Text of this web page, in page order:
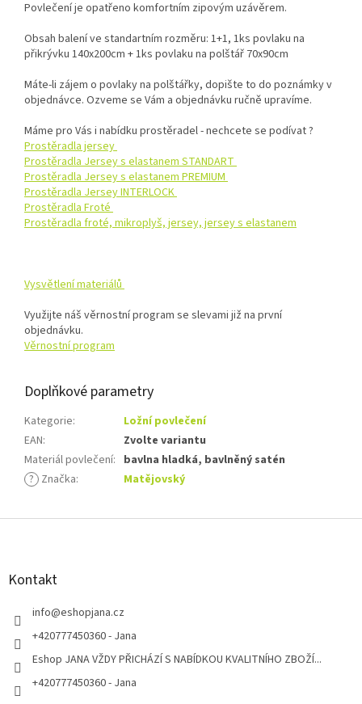
Povlečení je opatřeno komfortním zipovým uzávěrem.
Obsah balení ve standartním rozměru: 1+1, 1ks povlaku na
přikrývku 140x200cm + 1ks povlaku na polštář 70x90cm
Máte-li zájem o povlaky na polštářky, dopište to do poznámky v
objednávce. Ozveme se Vám a objednávku ručně upravíme.
Máme pro Vás i nabídku prostěradel - nechcete se podívat ?
Prostěradla jersey
Prostěradla Jersey s elastanem STANDART
Prostěradla Jersey s elastanem PREMIUM
Prostěradla Jersey INTERLOCK
Prostěradla Froté
Prostěradla froté, mikroplyš, jersey, jersey s elastanem
Vysvětlení materiálů
Využijte náš věrnostní program se slevami již na první
objednávku.
Věrnostní program
Doplňkové parametry
Kategorie:
Ložní povlečení
EAN:
Zvolte variantu
Materiál povlečení: bavlna hladká, bavlněný satén
? Značka: Matějovský
Z
Kontakt
info@eshopjana.cz
+420777450360 - Jana
Eshop JANA VŽDY PŘICHÁZÍ S NABÍDKOU KVALITNÍHO ZBOŽÍ...
+420777450360 - Jana